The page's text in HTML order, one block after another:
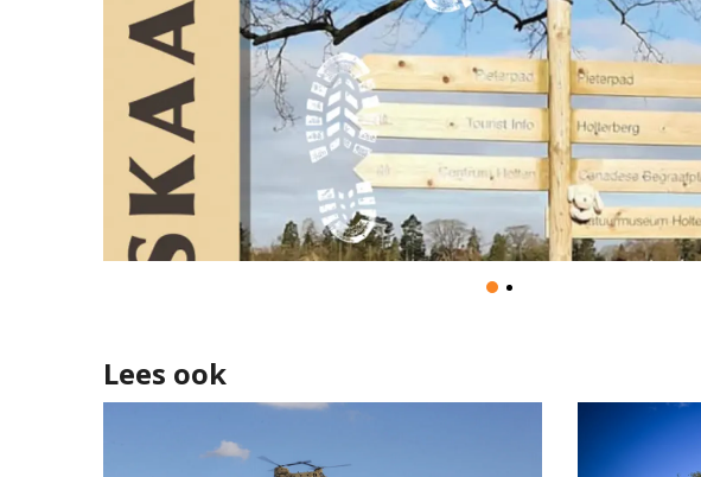
Lees ook